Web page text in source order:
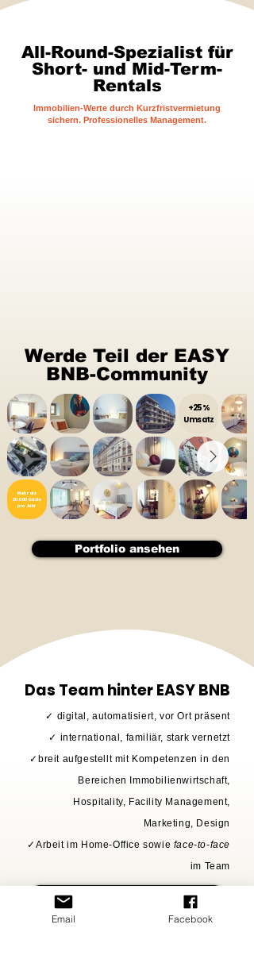
All-Round-Spezialist für
Short- und Mid-Term-
Rentals
Immobilien-Werte durch Kurzfristvermietung
sichern. Professionelles Management.
Werde Teil der EASY
BNB-Community
Mehr als
20.000 Gäste
pro Jahr
+25%
Umsatz
Portfolio ansehen
Das Team hinter EASY BNB
✓ digital, automatisiert, vor Ort präsent
✓ international, familiär, stark vernetzt
✓breit aufgestellt mit Kompetenzen in den
Bereichen Immobilienwirtschaft,
Hospitality, Facility Management,
Marketing, Design
✓Arbeit im Home-Office sowie face-to-face
im Team
Lernen Sie uns kennen
Email Facebook